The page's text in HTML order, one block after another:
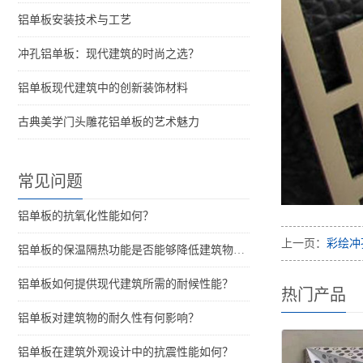
铝单板安装技术与工艺
冲孔铝单板：现代建筑的时尚之选？
铝单板现代建筑中的创新装饰材料
古典美学门头雕花铝单板的艺术魅力
常见问题
铝单板的抗氧化性能如何？
铝单板的保温隔热功能是否能够降低建筑物的能耗？
铝单板如何提供现代建筑所需的耐候性能？
铝单板对建筑物的耐久性有何影响？
铝单板在建筑外观设计中的抗震性能如何？
上一页： 彩绘
热门产品